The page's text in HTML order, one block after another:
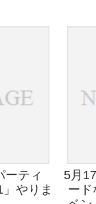
ーティ
」やりま
5月
ード